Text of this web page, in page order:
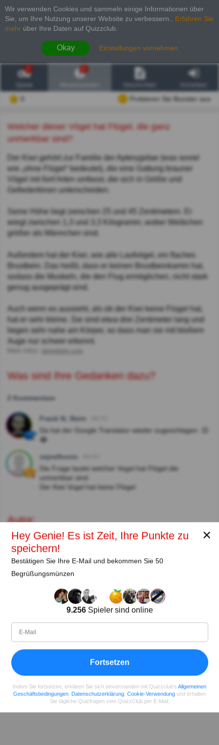
Wir verwenden Cookies und sammeln einige Informationen über
Sie, um Ihre Nutzung unserer Website zu verbessern.
Erfahren Sie
mehr über Ihre Daten auf Quizzclub.
Okay Einstellungen vornehmen
2
Probieren Sie Booster aus
Welcher dieser Vögel hat Flügel, die ganz
unmerkbar sind?
Der Kiwi gehört zur Familie der Apterygidae (was soviel
wie „ohne Flügel“ bedeutet), die eine Gattung brauner
Vögel mit fünf Arten umfasst, die sich in Größe und
Gefiedertönen unterscheiden.
Seine Höhe liegt zwischen 25 und 45 Zentimetern. Er
wiegt zwischen 1,3 und 3,3 Kilogramm, wobei Weibchen
größer als Männchen sind.
Außerdem hat der Kiwi, wie alle Laufvögel, ein flaches
Brustbein. Das heißt, dass er keinen Brustbeinkamm hat,
sodass die Muskeln, die den Flug ermöglichen, nicht stark
genug ausgeprägt sind.
Auch wenn es aussieht, als ob der Kiwi keine Flügel hat,
hat er sehr kleine. Sie sind etwa drei Zentimeter lang und
liegen sehr nahe am Körper, so dass man sie mit bloßem
Auge nur schwer erkennt.
Was sind Ihre Gedanken dazu?
2 Kommentare
Frank N. Stein
Da hat der Google Translator wieder zugeschlagen. 😉
😂
zejnelhonic
Die Frage lautet welcher Vogel hat Flügel die
unmerkbar sind
Der Kiwi Vogel hat keine Flügel
Autor:
Lena Strauss
Autor
Seit
11.2018 2486558
Teilenauf Facebook
✕
Hey Genie! Es ist Zeit, Ihre Punkte zu
speichern!
Bestätigen Sie Ihre E-Mail und bekommen Sie 50
Begrüßungsmünzen
9.256Spieler sind online
Fortsetzen
Indem Sie fortsetzen, erklären Sie sich einverstanden mit Quizzclub's Allgemeinen
Geschäftsbedingungen Datenschutzerklärung Cookie-Verwendung und erhalten
Sie tägliche Quizfragen vom QuizzClub per E-Mail.